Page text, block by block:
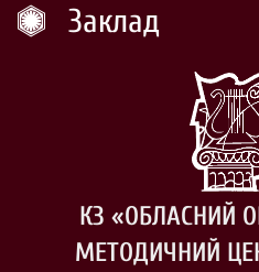
Заклад
КЗ «ОБЛАСНИЙ
МЕТОДИЧНИЙ